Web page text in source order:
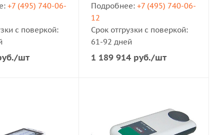
+7 (495) 740-06-
с поверкой:
/шт
Подробнее:+7 (495) 740-06-
12
Срок отгрузки с поверкой:
61-92 дней
1 189 914 руб./шт